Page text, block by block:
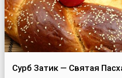
Сурб Затик — Святая